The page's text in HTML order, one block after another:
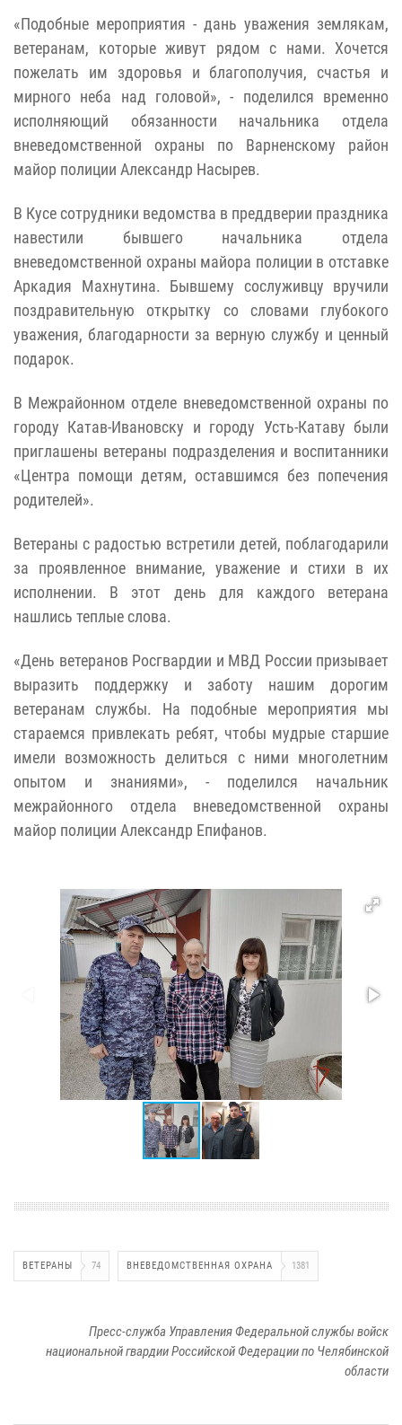
«Подобные мероприятия - дань уважения землякам,
ветеранам, которые живут рядом с нами. Хочется
пожелать им здоровья и благополучия, счастья и
мирного неба над головой», - поделился временно
исполняющий обязанности начальника отдела
вневедомственной охраны по Варненскому район
майор полиции Александр Насырев.
В Кусе сотрудники ведомства в преддверии праздника
навестили бывшего начальника отдела
вневедомственной охраны майора полиции в отставке
Аркадия Махнутина. Бывшему сослуживцу вручили
поздравительную открытку со словами глубокого
уважения, благодарности за верную службу и ценный
подарок.
В Межрайонном отделе вневедомственной охраны по
городу Катав-Ивановску и городу Усть-Катаву были
приглашены ветераны подразделения и воспитанники
«Центра помощи детям, оставшимся без попечения
родителей».
Ветераны с радостью встретили детей, поблагодарили
за проявленное внимание, уважение и стихи в их
исполнении. В этот день для каждого ветерана
нашлись теплые слова.
«День ветеранов Росгвардии и МВД России призывает
выразить поддержку и заботу нашим дорогим
ветеранам службы. На подобные мероприятия мы
стараемся привлекать ребят, чтобы мудрые старшие
имели возможность делиться с ними многолетним
опытом и знаниями», - поделился начальник
межрайонного отдела вневедомственной охраны
майор полиции Александр Епифанов.
ВЕТЕРАНЫ 74 ВНЕВЕДОМСТВЕННАЯ ОХРАНА 1381
Пресс-служба Управления Федеральной службы войск
национальной гвардии Российской Федерации по Челябинской
области